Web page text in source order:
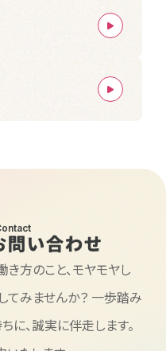
問い合わせ
方のこと、モヤモヤし
てみませんか？ 一歩踏み
に、誠実に伴走します。